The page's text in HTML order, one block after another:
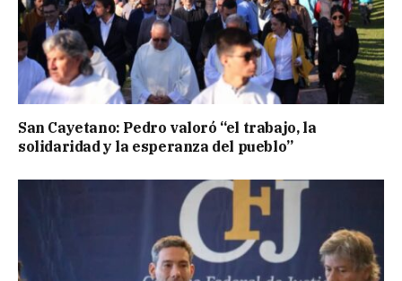
San Cayetano: Pedro valoró “el trabajo, la
solidaridad y la esperanza del pueblo”